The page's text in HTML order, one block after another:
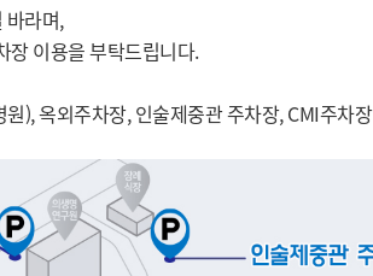
바라며,
장 이용을 부탁드립니다.
), 옥외주차장, 인술제중관 주차장, CMI주차장